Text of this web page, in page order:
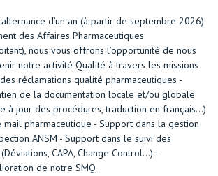
d’un an (à partir de septembre 2026)
des Affaires Pharmaceutiques
nous vous offrons l’opportunité de nous
notre activité Qualité à travers les missions
réclamations qualité pharmaceutiques -
de la documentation locale et/ou globale
à jour des procédures, traduction en français…)
pharmaceutique - Support dans la gestion
ANSM - Support dans le suivi des
CAPA, Change Control…) -
de notre SMQ